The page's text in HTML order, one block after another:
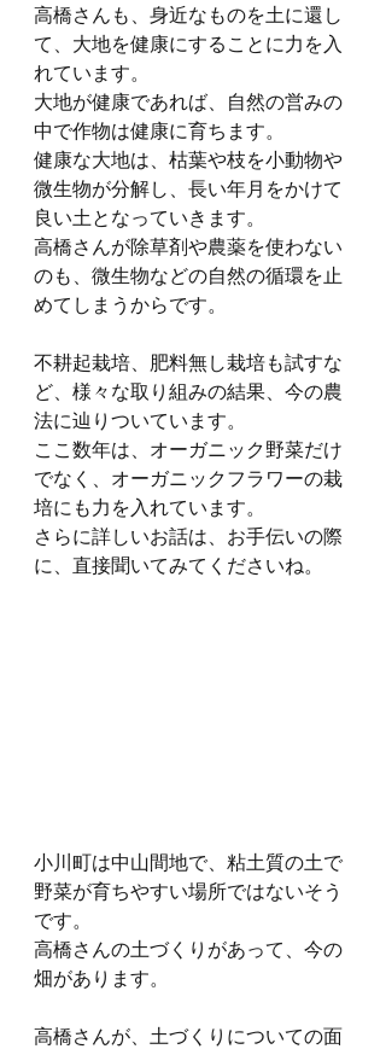
高橋さんも、身近なものを土に還し
て、大地を健康にすることに力を入
れています。
大地が健康であれば、自然の営みの
中で作物は健康に育ちます。
健康な大地は、枯葉や枝を小動物や
微生物が分解し、長い年月をかけて
良い土となっていきます。
高橋さんが除草剤や農薬を使わない
のも、微生物などの自然の循環を止
めてしまうからです。
不耕起栽培、肥料無し栽培も試すな
ど、様々な取り組みの結果、今の農
法に辿りついています。
ここ数年は、オーガニック野菜だけ
でなく、オーガニックフラワーの栽
培にも力を入れています。
さらに詳しいお話は、お手伝いの際
に、直接聞いてみてくださいね。
小川町は中山間地で、粘土質の土で
野菜が育ちやすい場所ではないそう
です。
高橋さんの土づくりがあって、今の
畑があります。
高橋さんが、土づくりについての面